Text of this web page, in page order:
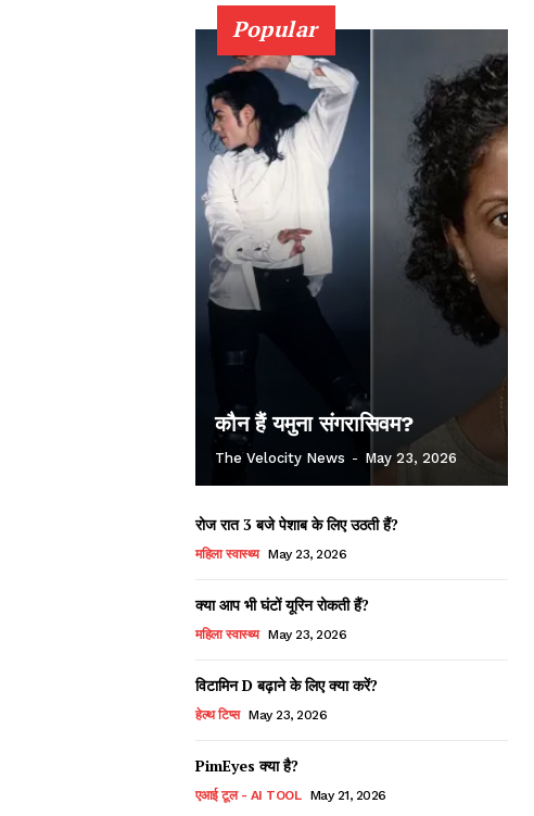
Popular
कौन हैं यमुना संगरासिवम?
The Velocity News - May 23, 2026
रोज रात 3 बजे पेशाब के लिए उठती हैं?
महिला स्वास्थ्य May 23, 2026
क्या आप भी घंटों यूरिन रोकती हैं?
महिला स्वास्थ्य May 23, 2026
विटामिन D बढ़ाने के लिए क्या करें?
हेल्थ टिप्स May 23, 2026
PimEyes क्या है?
एआई टूल - AI TOOL May 21, 2026